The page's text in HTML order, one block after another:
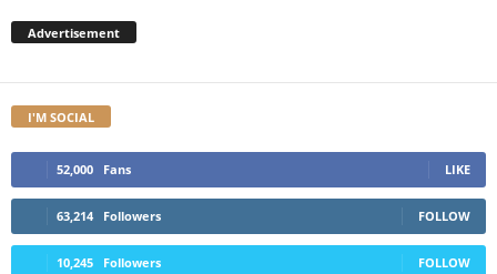
Advertisement
I'M SOCIAL
52,000 Fans LIKE
63,214 Followers FOLLOW
10,245 Followers FOLLOW